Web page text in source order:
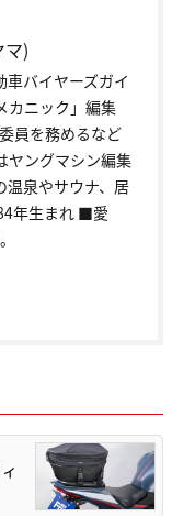
)
バイヤーズガイ
カニック」編集
員を務めるなど
ヤングマシン編集
温泉やサウナ、居
年生まれ ■愛